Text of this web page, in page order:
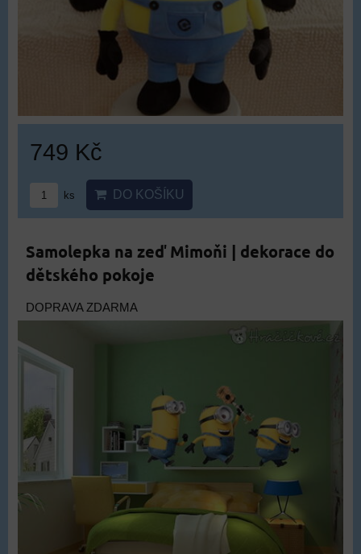
749 Kč
ks DO KOŠÍKU
Samolepka na zeď Mimoňi | dekorace do
dětského pokoje
DOPRAVA ZDARMA